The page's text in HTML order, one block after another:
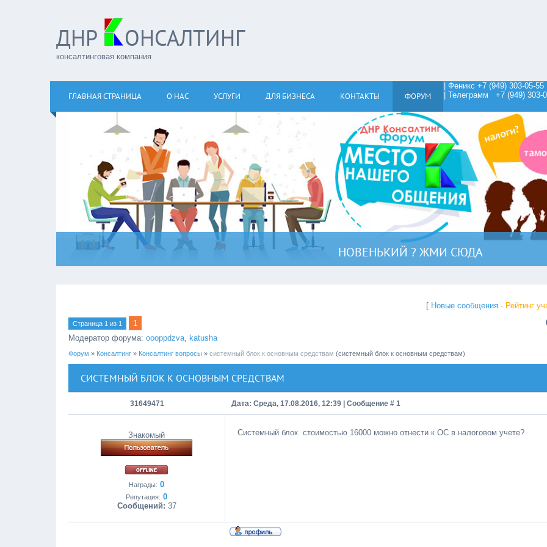
ДНР ОНСАЛТИНГ
консалтинговая компания
ГЛАВНАЯ СТРАНИЦА О НАС УСЛУГИ ДЛЯ БИЗНЕСА КОНТАКТЫ ФОРУМ
| Феникс +7 (949) 303-05-55
| Телеграмм +7 (949) 303-
НОВЕНЬКИЙ ? ЖМИ СЮДА
[ Новые сообщения · Рейтинг
Страница 1 из 1
1
Модератор форума: oooppdzva, katusha
Форум » Консалтинг » Консалтинг вопросы » системный блок к основным средствам (системный блок к основным средствам)
СИСТЕМНЫЙ БЛОК К ОСНОВНЫМ СРЕДСТВАМ
31649471 Дата: Среда, 17.08.2016, 12:39 | Сообщение # 1
Знакомый
Награды: 0
Репутация: 0
Сообщений: 37
Системный блок стоимостью 16000 можно отнести к ОС в налоговом учете?